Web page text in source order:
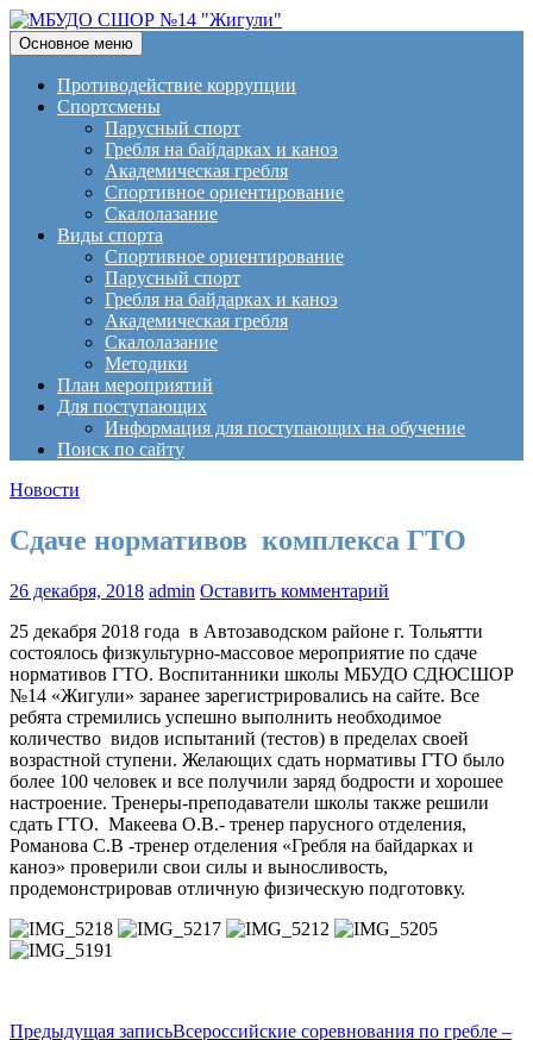
МБУДО СШОР №14
"Жигули"
Поиск
Основное меню Перейти
к
содержимому
Противодействие коррупции
Спортсмены
Парусный спорт
Гребля на байдарках и каноэ
Академическая гребля
Спортивное ориентирование
Скалолазание
Виды спорта
Спортивное ориентирование
Парусный спорт
Гребля на байдарках и каноэ
Академическая гребля
Скалолазание
Методики
План мероприятий
Для поступающих
Информация для поступающих на обучение
Поиск по сайту
Новости
Сдаче нормативов комплекса ГТО
26 декабря, 2018 admin Оставить комментарий
25 декабря 2018 года в Автозаводском районе г. Тольятти
состоялось физкультурно-массовое мероприятие по сдаче
нормативов ГТО. Воспитанники школы МБУДО СДЮСШОР
№14 «Жигули» заранее зарегистрировались на сайте. Все
ребята стремились успешно выполнить необходимое
количество видов испытаний (тестов) в пределах своей
возрастной ступени. Желающих сдать нормативы ГТО было
более 100 человек и все получили заряд бодрости и хорошее
настроение. Тренеры-преподаватели школы также решили
сдать ГТО. Макеева О.В.- тренер парусного отделения,
Романова С.В -тренер отделения «Гребля на байдарках и
каноэ» проверили свои силы и выносливость,
продемонстрировав отличную физическую подготовку.
Предыдущая записьВсероссийские соревнования по гребле –